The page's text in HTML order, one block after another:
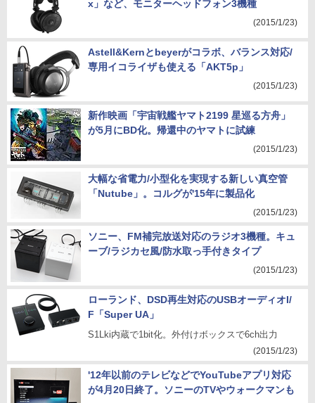
x」など、モニターヘッドフォン3機種
(2015/1/23)
Astell&Kernとbeyerがコラボ、バランス対応/
専用イコライザも使える「AKT5p」
(2015/1/23)
新作映画「宇宙戦艦ヤマト2199 星巡る方舟」
が5月にBD化。帰還中のヤマトに試練
(2015/1/23)
大幅な省電力/小型化を実現する新しい真空管
「Nutube」。コルグが'15年に製品化
(2015/1/23)
ソニー、FM補完放送対応のラジオ3機種。キュ
ーブ/ラジカセ風/防水取っ手付きタイプ
(2015/1/23)
ローランド、DSD再生対応のUSBオーディオI/
F「Super UA」
S1Lki内蔵で1bit化。外付けボックスで6ch出力
(2015/1/23)
'12年以前のテレビなどでYouTubeアプリ対応
が4月20日終了。ソニーのTVやウォークマンも